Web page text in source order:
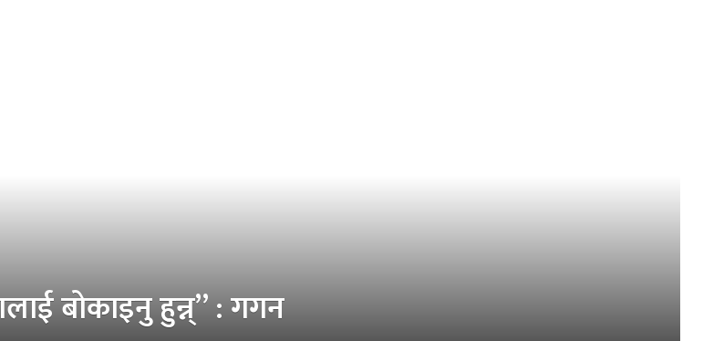
बोकाइनु हुन्न्” : गगन